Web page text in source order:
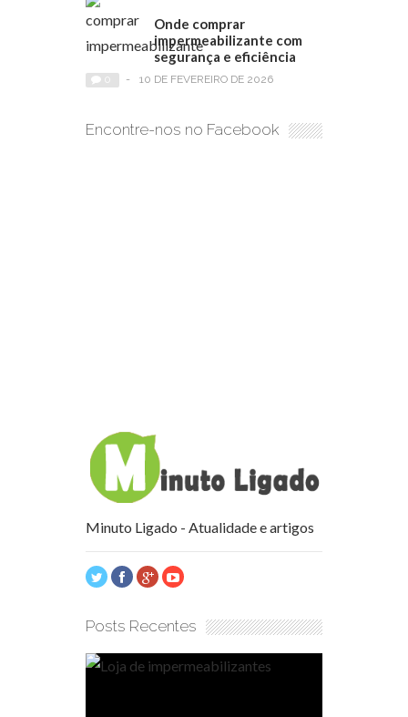
Onde comprar
impermeabilizante com
segurança e eficiência
- 10 DE FEVEREIRO DE 2026
Encontre-nos no Facebook
Minuto Ligado - Atualidade e artigos
Posts Recentes